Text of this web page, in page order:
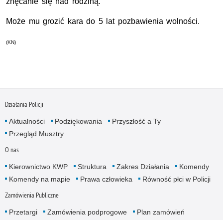
Może mu grozić kara do 5 lat pozbawienia wolności.
(KN)
Działania Policji
Aktualności Podziękowania
Przyszłość a Ty
Przegląd Musztry
O nas
Kierownictwo KWP Struktura Zakres Działania
Komendy
Komendy na mapie
Prawa człowieka Równość płci w Policji
Zamówienia Publiczne
Przetargi Zamówienia podprogowe
Plan zamówień